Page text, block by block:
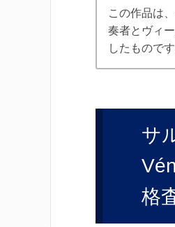
この作品は
奏者とヴィ
したものです
サ
格